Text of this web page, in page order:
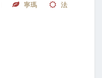
寧瑪
法